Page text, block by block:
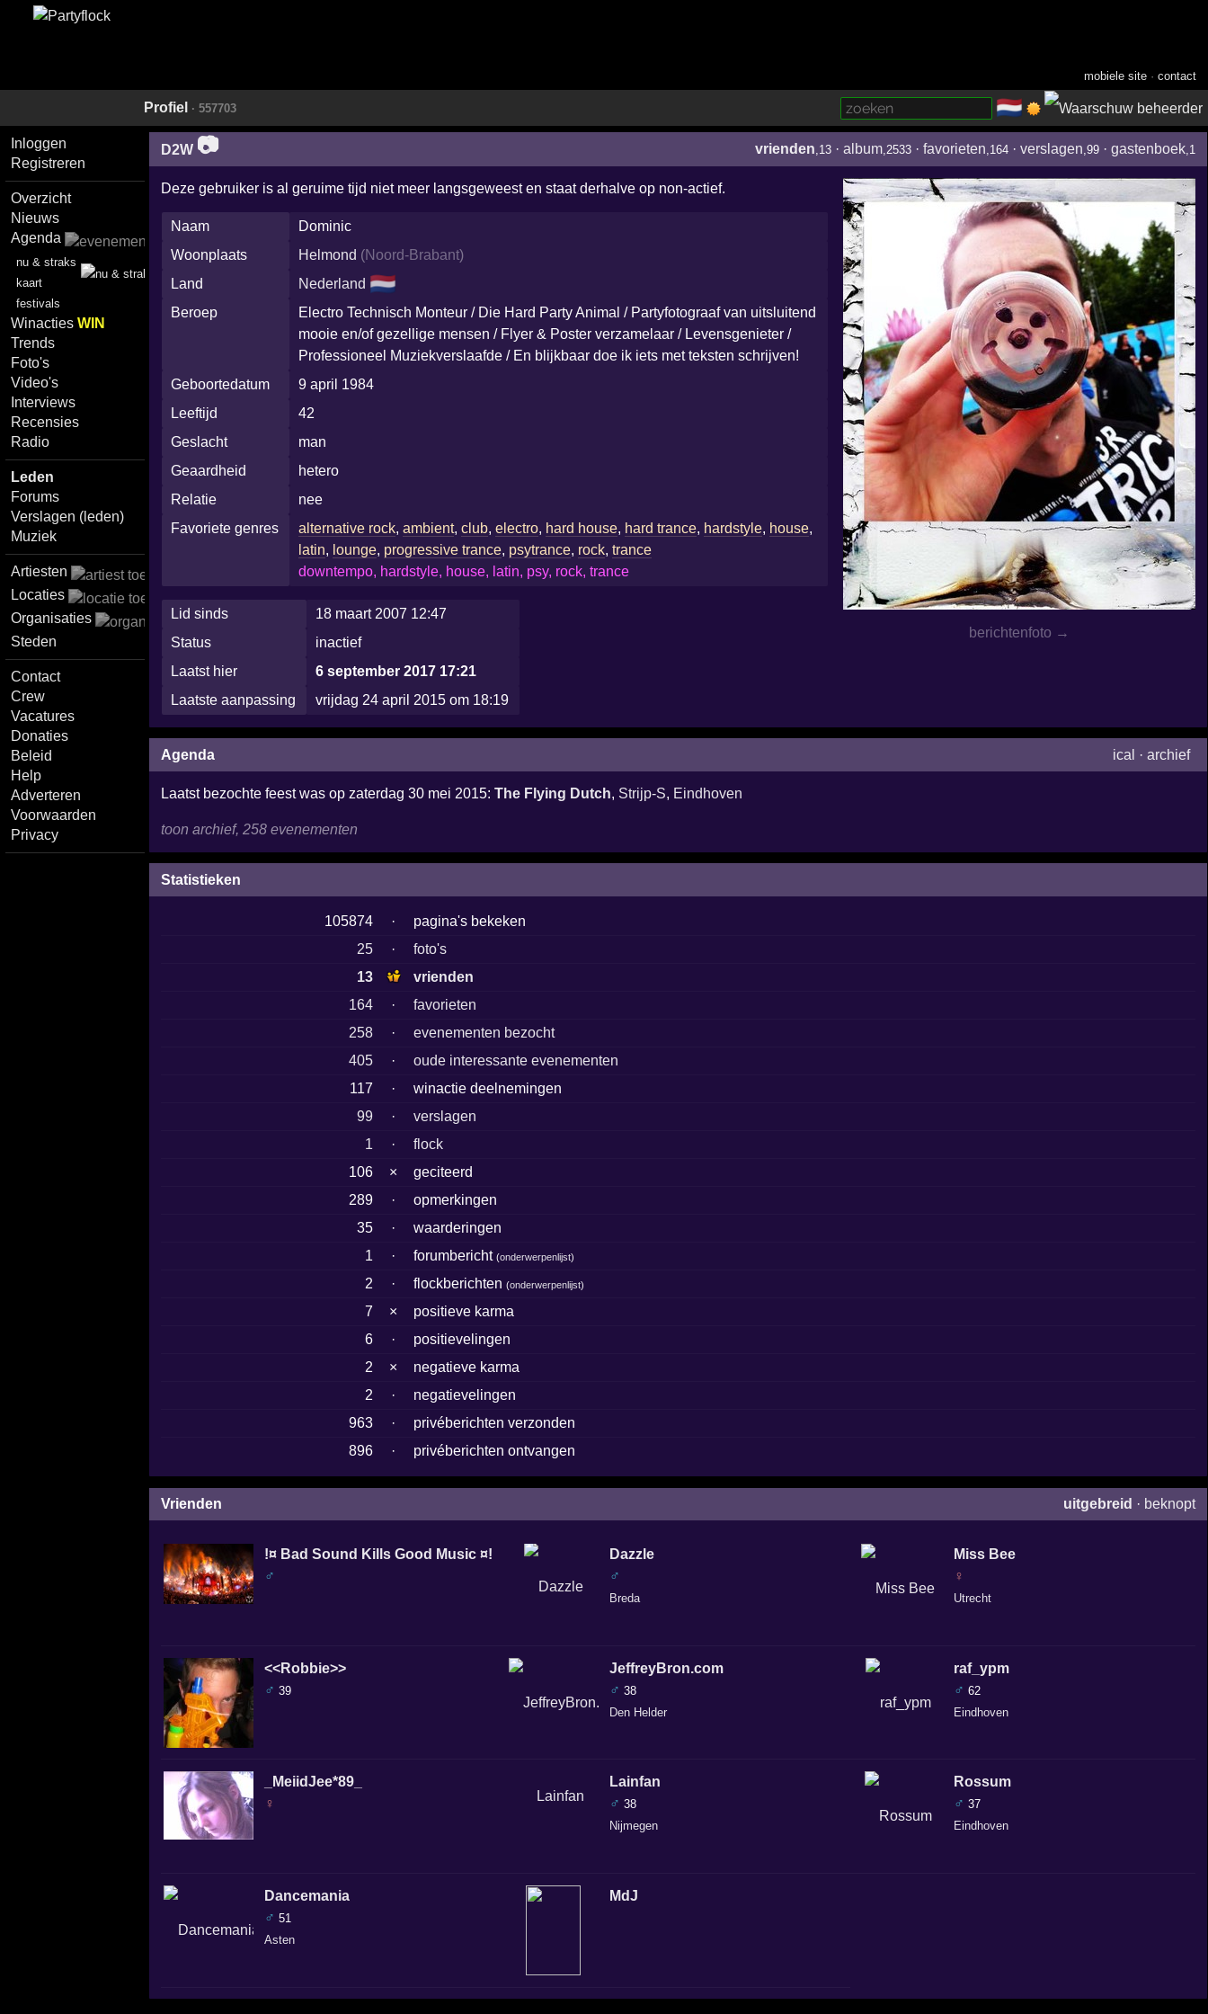
mobiele site ·contact
Profiel · 557703 🇳🇱
Inloggen
Registreren
Overzicht
Nieuws
Agenda
nu & straks
kaart
festivals
WinactiesWIN
Trends
Foto's
Video's
Interviews
Recensies
Radio
Leden
Forums
Verslagen (leden)
Muziek
Artiesten
Locaties
Organisaties
Steden
Contact
Crew
Vacatures
Donaties
Beleid
Help
Adverteren
Voorwaarden
Privacy
D2W 📷 vrienden ,13 ·album ,2533 ·favorieten ,164 ·verslagen ,99 ·gastenboek ,1
berichtenfoto →
Deze gebruiker is al geruime tijd niet meer langsgeweest en staat derhalve op non-actief.
Naam
Dominic
Woonplaats
Helmond (Noord-Brabant)
Land
Nederland 🇳🇱
Beroep
Electro Technisch Monteur / Die Hard Party Animal / Partyfotograaf van uitsluitend
mooie en/of gezellige mensen / Flyer & Poster verzamelaar / Levensgeniet­er /
Professioneel Muziekverslaafde / En blijkbaar doe ik iets met teksten schrijven!
Geboortedatum
9 april 1984
Leeftijd
42
Geslacht
man
Geaardheid
hetero
Relatie
nee
Favoriete genres
alternative rock,ambient,club,electro, hard house, hard trance, hardstyle, house,
latin, lounge, progressive trance, psytrance, rock,trance
downtempo, hardstyle, house, latin, psy, rock, trance
Lid sinds
18 maart 2007 12:47
Status
inactief
Laatst hier
6 september 2017 17:21
Laatste aanpassing
vrijdag 24 april 2015 om 18:19
Agenda ical · archief
Laatst bezochte feest was op zaterdag 30 mei 2015: The Flying Dutch, Strijp-S, Eindhoven
toon archief, 258 evenementen
Statistieken
105874 ·
pagina's bekeken
25
·
foto's
13
vrienden
164
·
favorieten
258
·
evenementen bezocht
405
·
oude interessante evenementen
117
·
winactie deelnemingen
99
·
verslagen
1
·
flock
106
×
geciteerd
289
·
opmerkingen
35
·
waarderingen
1
· forumbericht(onderwerpenlijst)
2 · flockberichten(onderwerpenlijst)
7 ×
positieve karma
6
·
positievelingen
2
×
negatieve karma
2
·
negatievelingen
963
·
privéberichten verzonden
896
· privéberichten ontvangen
Vrienden uitgebreid · beknopt
!¤ Bad Sound Kills Good Music ¤!
♂
<<Robbie>>
♂ 39
_MeiidJee*89_
♀
Dancemania
♂ 51
Asten
Dazzle
♂
Breda
JeffreyBron.com
♂ 38
Den Helder
Lainfan
♂ 38
Nijmegen
MdJ
Miss Bee
♀
Utrecht
raf_ypm
♂ 62
Eindhoven
Rossum
♂ 37
Eindhoven